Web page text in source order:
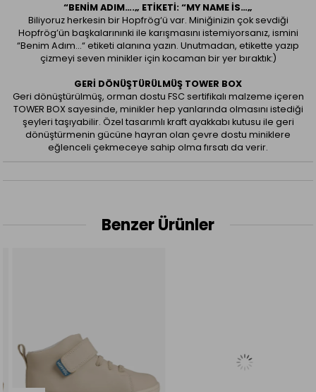
“BENIM ADIM….„ ETIKETI: “MY NAME IS…„
Biliyoruz herkesin bir Hopfrög‘ü var. Miniğinizin çok sevdiği
Hopfrög’ün başkalarınınki ile karışmasını istemiyorsanız, ismini
“Benim Adım…“ etiketi alanına yazın. Unutmadan, etikette yazıp
çizmeyi seven minikler için kocaman bir yer bıraktık:)
GERI DÖNÜŞTÜRÜLMÜŞ TOWER BOX
Geri dönüştürülmüş, orman dostu FSC sertifikalı malzeme içeren
TOWER BOX sayesinde, minikler hep yanlarında olmasını istediği
şeyleri taşıyabilir. Özel tasarımlı kraft ayakkabı kutusu ile geri
dönüştürmenin gücüne hayran olan çevre dostu miniklere
eğlenceli çekmeceye sahip olma fırsatı da verir.
Benzer Ürünler